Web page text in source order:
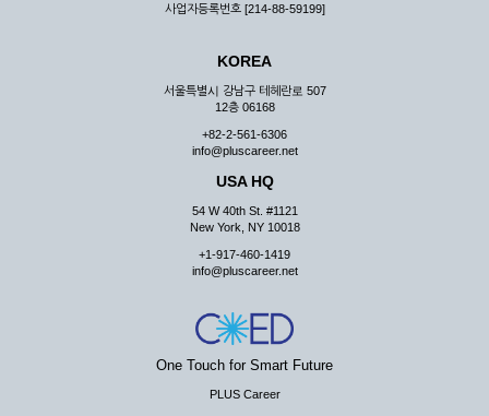
① 회원은 ID와 비밀 번호에 관한 모든 관리의 책임이 있으며
② 회원은 이용신청서의 기재내용 중 변경된 내용이 있는 경우
서비스를 통하여 그 내용을 회사에 통지하여야 합니다.
③ 다른 회원의 ID와 비밀번호를 부당하게 사용하는 행위를
④ 회원은 회사의 서비스에서 타 사이트의 홍보행위를 하지 않
아야 하며 공공질서나 미풍약속에 위배되는 내용 혹은 저작권을
리 행위도 할 수 없습니다.
사가 통지하는 사항을 준수하여야 하며, 기타 회사의 업무에 방
해되는 행위를 하여서는 아니 됩니다.
제8조 (회원의 관리)
① 회원은 언제든 이 약관에 대한 동의를 철회할 수 있습니다.
사업자등록번호 [214-88-59199]
KOREA
서울특별시 강남구 테헤란로 507
12층 06168
+82-2-561-6306
info@pluscareer.net
USA HQ
54 W 40th St. #1121
New York, NY 10018
+1-917-460-1419
info@pluscareer.net
One Touch for Smart Future
PLUS Career